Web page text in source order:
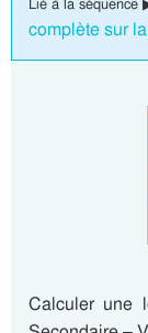
Lié à la séquence
complète sur
Calculer une